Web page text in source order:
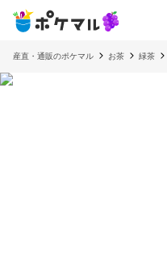
産直・通販のポケマル お茶 緑茶